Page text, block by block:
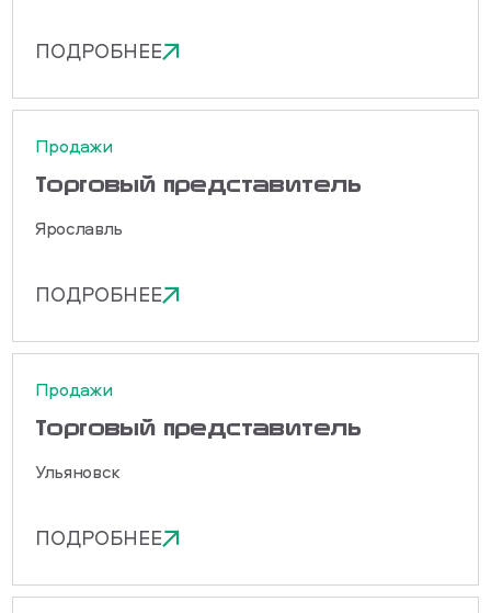
ПОДРОБНЕЕ
Продажи
Торговый представитель
Ярославль
ПОДРОБНЕЕ
Продажи
Торговый представитель
Ульяновск
ПОДРОБНЕЕ